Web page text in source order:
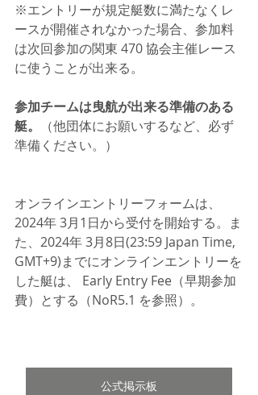
※エントリーが規定艇数に満たなくレ
ースが開催されなかった場合、参加料
は次回参加の関東 470 協会主催レース
に使うことが出来る。
参加チームは曳航が出来る準備のある
艇。
（他団体にお願いするなど、必ず
準備ください。）
オンラインエントリーフォームは、
2024年 3月1日から受付を開始する。ま
た、2024年 3月8日(23:59 Japan Time,
GMT+9)までにオンラインエントリーを
した艇は、 Early Entry Fee（早期参加
費）とする（NoR5.1 を参照）。
公式掲示板